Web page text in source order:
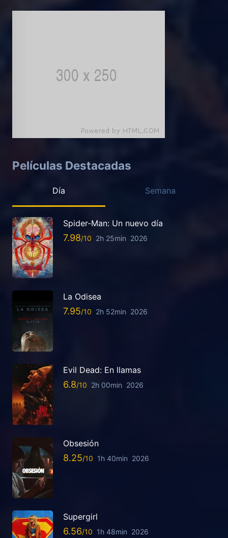
Películas Destacadas
Día Semana
Spider-Man: Un nuevo día
7.98 2h 25min 2026
La Odisea
7.95 2h 52min 2026
Evil Dead: En llamas
6.8 2h 00min 2026
Obsesión
8.25 1h 40min 2026
Supergirl
6.56 1h 48min 2026